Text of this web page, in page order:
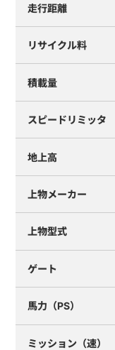
走行距離
リサイクル料
積載量
スピードリミッタ
地上高
上物メーカー
上物型式
ゲート
馬力（PS）
ミッション（速）